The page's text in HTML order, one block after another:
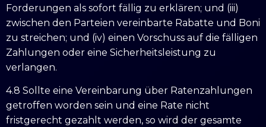
Forderungen als sofort fällig zu erklären; und (iii)
zwischen den Parteien vereinbarte Rabatte und Boni
zu streichen; und (iv) einen Vorschuss auf die fälligen
Zahlungen oder eine Sicherheitsleistung zu
verlangen.
4.8 Sollte eine Vereinbarung über Ratenzahlungen
getroffen worden sein und eine Rate nicht
fristgerecht gezahlt werden, so wird der gesamte